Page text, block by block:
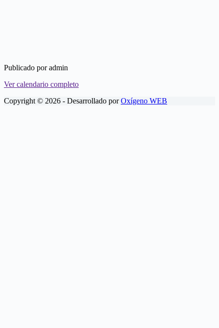
Publicado por admin
Ver calendario completo
Copyright © 2026 - Desarrollado porOxígeno WEB